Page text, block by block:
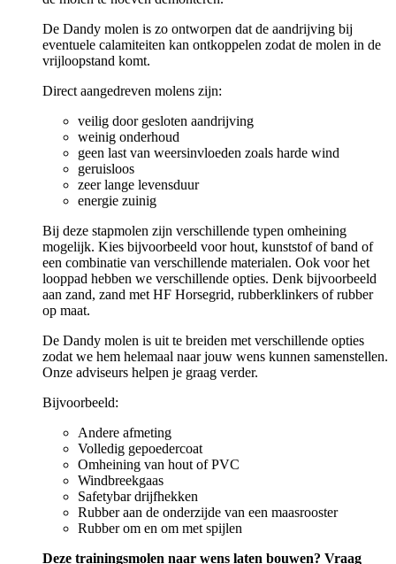
De Dandy molen is zo ontworpen dat de aandrijving bij
eventuele calamiteiten kan ontkoppelen zodat de molen in de
vrijloopstand komt.
Direct aangedreven molens zijn:
veilig door gesloten aandrijving
weinig onderhoud
geen last van weersinvloeden zoals harde wind
geruisloos
zeer lange levensduur
energie zuinig
Bij deze stapmolen zijn verschillende typen omheining
mogelijk. Kies bijvoorbeeld voor hout, kunststof of band of
een combinatie van verschillende materialen. Ook voor het
looppad hebben we verschillende opties. Denk bijvoorbeeld
aan zand, zand met HF Horsegrid, rubberklinkers of rubber
op maat.
De Dandy molen is uit te breiden met verschillende opties
zodat we hem helemaal naar jouw wens kunnen samenstellen.
Onze adviseurs helpen je graag verder.
Bijvoorbeeld:
Andere afmeting
Volledig gepoedercoat
Omheining van hout of PVC
Windbreekgaas
Safetybar drijfhekken
Rubber aan de onderzijde van een maasrooster
Rubber om en om met spijlen
Deze trainingsmolen naar wens laten bouwen? Vraag